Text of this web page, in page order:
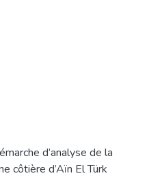
d’analyse de la
côtière d’Aïn El Türk